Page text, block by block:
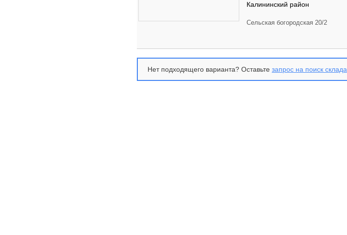
Калининский район
Сельская богородская 20/2
Нет подходящего варианта? Оставьте запрос на поиск склада